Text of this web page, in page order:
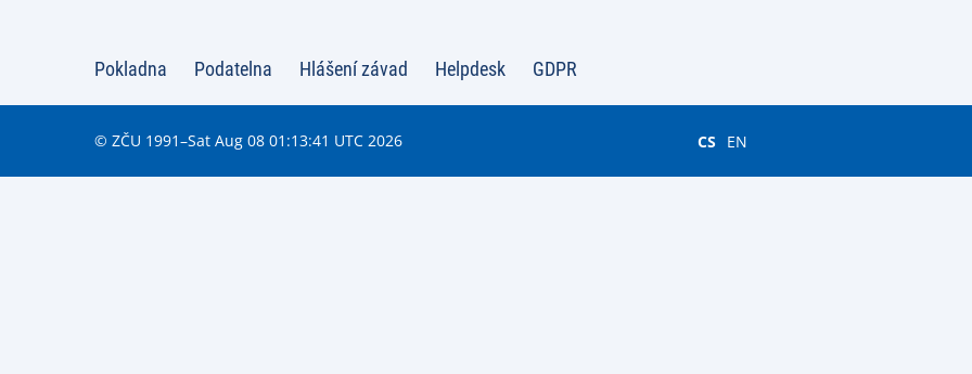
Pokladna Podatelna Hlášení závad Helpdesk GDPR
© ZČU 1991–Sat Aug 08 01:13:41 UTC 2026 CS EN